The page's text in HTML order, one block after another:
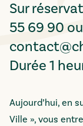
Sur
55 69 90
Durée 1
Aujourd’hui, en
Ville », vous